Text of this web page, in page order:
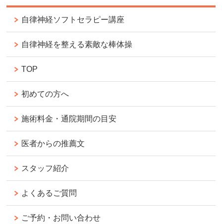
自律神経ソフトセラピー講座
自律神経を整える素敵な棒体操
TOP
初めての方へ
施術料金・通院期間の目安
医者からの推薦文
スタッフ紹介
よくあるご質問
ご予約・お問い合わせ